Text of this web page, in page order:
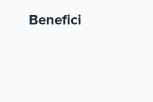
Benefici